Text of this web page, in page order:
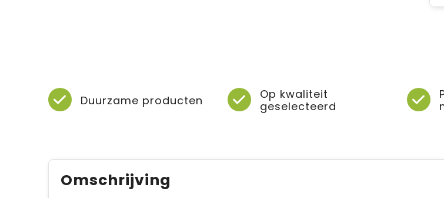
Duurzame producten
Op kwaliteit
geselecteerd
Omschrijving